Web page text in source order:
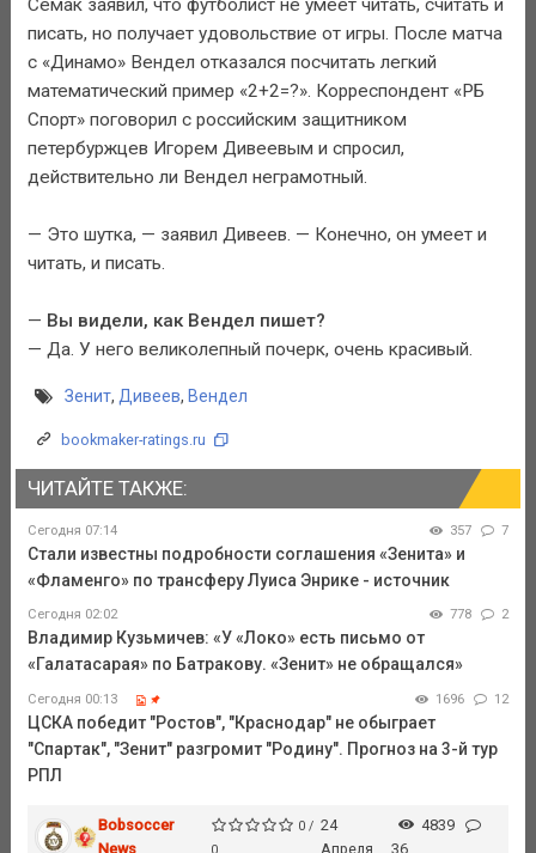
Семак заявил, что футболист не умеет читать, считать и
писать, но получает удовольствие от игры. После матча
с «Динамо» Вендел отказался посчитать легкий
математический пример «2+2=?». Корреспондент «РБ
Спорт» поговорил с российским защитником
петербуржцев Игорем Дивеевым и спросил,
действительно ли Вендел неграмотный.
— Это шутка, — заявил Дивеев. — Конечно, он умеет и
читать, и писать.
— Вы видели, как Вендел пишет?
— Да. У него великолепный почерк, очень красивый.
Зенит, Дивеев, Вендел
bookmaker-ratings.ru
ЧИТАЙТЕ ТАКЖЕ:
Сегодня 07:14 357 7
Стали известны подробности соглашения «Зенита» и
«Фламенго» по трансферу Луиса Энрике - источник
Сегодня 02:02 778 2
Владимир Кузьмичев: «У «Локо» есть письмо от
«Галатасарая» по Батракову. «Зенит» не обращался»
Сегодня 00:13 1696 12
ЦСКА победит "Ростов", "Краснодар" не обыграет
"Спартак", "Зенит" разгромит "Родину". Прогноз на 3-й тур
РПЛ
Bobsoccer
News
0 /
0
24
Апреля
4839
36